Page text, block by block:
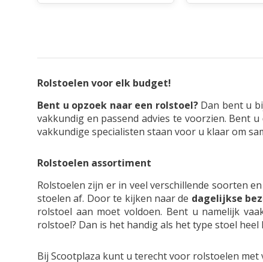
Rolstoelen voor elk budget!
Bent u opzoek naar een rolstoel?Dan bent u
vakkundig en passend advies te voorzien. Bent
vakkundige specialisten staan voor u klaar om
Rolstoelen assortiment
Rolstoelen zijn er in veel verschillende soorten
stoelen af. Door te kijken naar de dagelijkse
rolstoel aan moet voldoen. Bent u namelijk
rolstoel? Dan is het handig als het type stoel
Bij Scootplaza kunt u terecht voor rolstoelen met